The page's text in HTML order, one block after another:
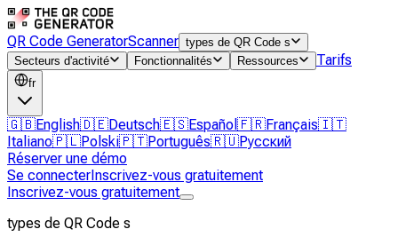
QR Code GeneratorScanner types de QR Code s
Secteurs d'activité
Fonctionnalités Ressources Tarifs
fr
🇬🇧English🇩🇪Deutsch🇪🇸Español 🇫🇷Français🇮🇹
Italiano🇵🇱Polski🇵🇹Português🇷🇺Русский
Réserver une démo
Se connecterInscrivez-vous gratuitement
Inscrivez-vous gratuitement
types de QR Code s